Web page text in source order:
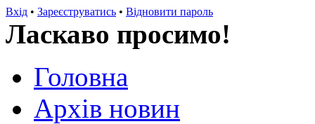
Вхід • Зареєструватись • Відновити пароль
Ласкаво просимо!
Головна
Архів новин